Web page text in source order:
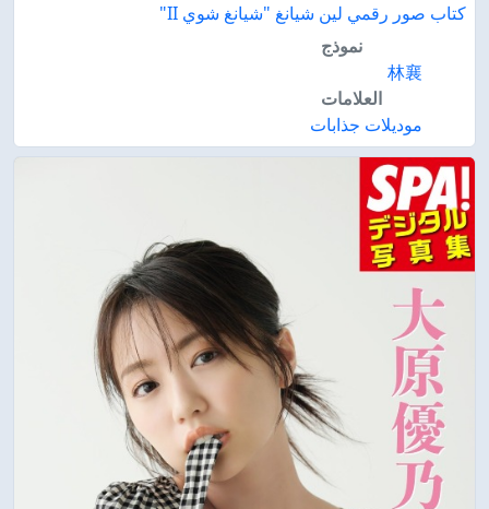
كتاب صور رقمي لين شيانغ "شيانغ شوي II"
نموذج
林襄
العلامات
موديلات جذابات